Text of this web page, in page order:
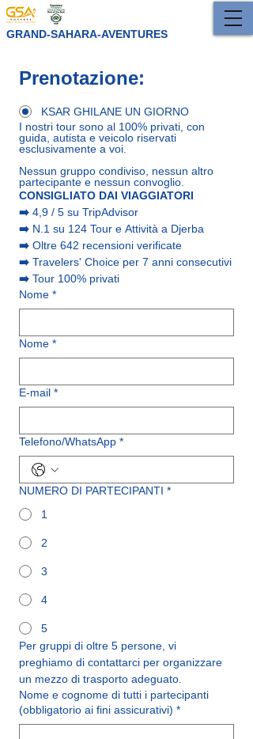
GRAND-SAHARA-AVENTURES
Prenotazione:
KSAR GHILANE UN GIORNO
I nostri tour sono al 100% privati, con
guida, autista e veicolo riservati
esclusivamente a voi.
Nessun gruppo condiviso, nessun altro
partecipante e nessun convoglio.
CONSIGLIATO DAI VIAGGIATORI
➡️ 4,9 / 5 su TripAdvisor
➡️ N.1 su 124 Tour e Attività a Djerba
➡️ Oltre 642 recensioni verificate
➡️ Travelers' Choice per 7 anni consecutivi
➡️ Tour 100% privati
Nome *
Nome *
E-mail *
Telefono/WhatsApp *
NUMERO DI PARTECIPANTI *
1
2
3
4
5
Per gruppi di oltre 5 persone, vi
preghiamo di contattarci per organizzare
un mezzo di trasporto adeguato.
Nome e cognome di tutti i partecipanti
(obbligatorio ai fini assicurativi) *